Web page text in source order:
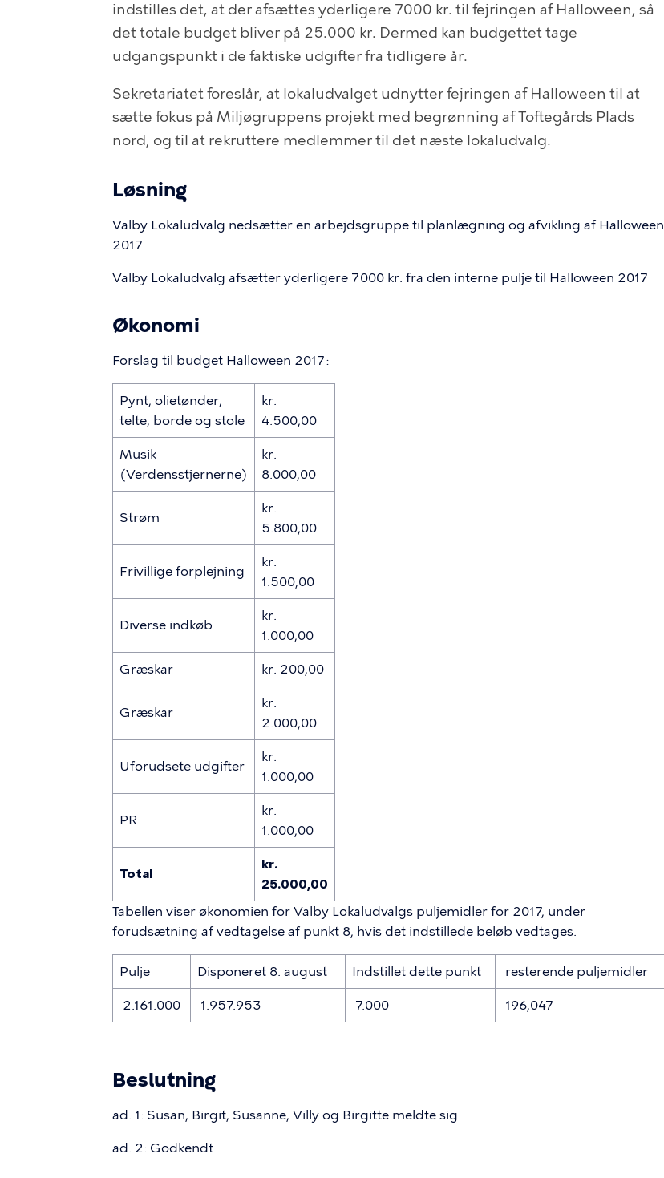
indstilles det, at der afsættes yderligere 7000 kr. til fejringen af Halloween, så
det totale budget bliver på 25.000 kr. Dermed kan budgettet tage
udgangspunkt i de faktiske udgifter fra tidligere år.
Sekretariatet foreslår, at lokaludvalget udnytter fejringen af Halloween til at
sætte fokus på Miljøgruppens projekt med begrønning af Toftegårds Plads
nord, og til at rekruttere medlemmer til det næste lokaludvalg.
Løsning
Valby Lokaludvalg nedsætter en arbejdsgruppe til planlægning og afvikling af Halloween
2017
Valby Lokaludvalg afsætter yderligere 7000 kr. fra den interne pulje til Halloween 2017
Økonomi
Forslag til budget Halloween 2017:
Pynt, olietønder,
telte, borde og stole
kr.
4.500,00
Musik
(Verdensstjernerne)
kr.
8.000,00
Strøm
kr.
5.800,00
Frivillige forplejning
kr.
1.500,00
Diverse indkøb
kr.
1.000,00
Græskar kr. 200,00
Græskar
kr.
2.000,00
Uforudsete udgifter
kr.
1.000,00
PR
kr.
1.000,00
Total
kr.
25.000,00
Tabellen viser økonomien for Valby Lokaludvalgs puljemidler for 2017, under
forudsætning af vedtagelse af punkt 8, hvis det indstillede beløb vedtages.
Pulje Disponeret 8. august Indstillet dette punkt resterende puljemidler
2.161.000 1.957.953 7.000 196,047
Beslutning
ad. 1: Susan, Birgit, Susanne, Villy og Birgitte meldte sig
ad. 2: Godkendt